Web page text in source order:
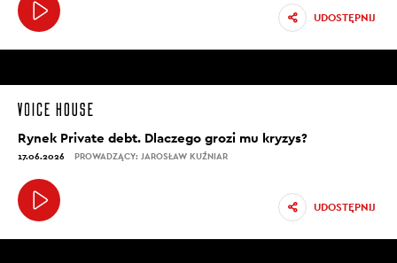
UDOSTĘPNIJ
Rynek Private debt. Dlaczego grozi mu kryzys?
17.06.2026 PROWADZĄCY: JAROSŁAW KUŹNIAR
UDOSTĘPNIJ